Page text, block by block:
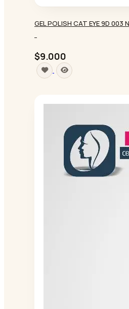
GEL POLISH CAT EYE 9D 003
$9.000